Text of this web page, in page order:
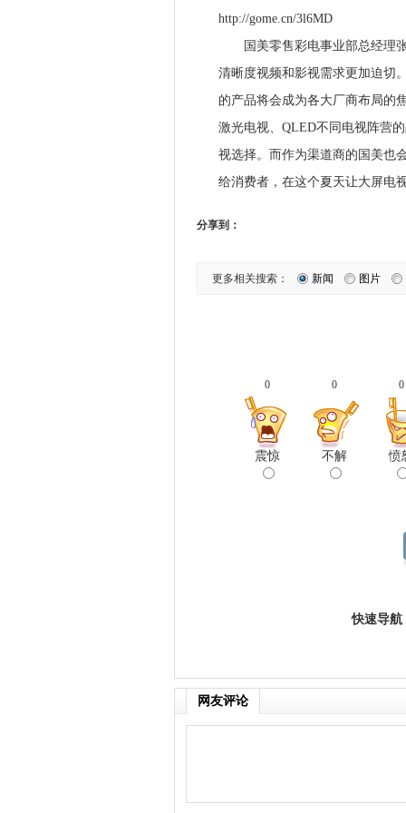
http://gome.cn/3l6MD
国美零售彩电事业部总经理张
清晰度视频和影视需求更加迫切
的产品将会成为各大厂商布局的
激光电视、QLED不同电视阵营
视选择。而作为渠道商的国美也
给消费者，在这个夏天让大屏电
分享到：
更多相关搜索： 新闻 图片
0
震惊
0
不解
0
愤
快速导航
网友评论